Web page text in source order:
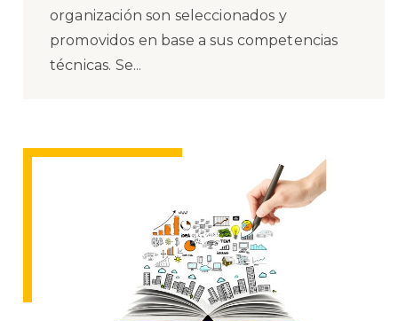
organización son seleccionados y
promovidos en base a sus competencias
técnicas. Se...